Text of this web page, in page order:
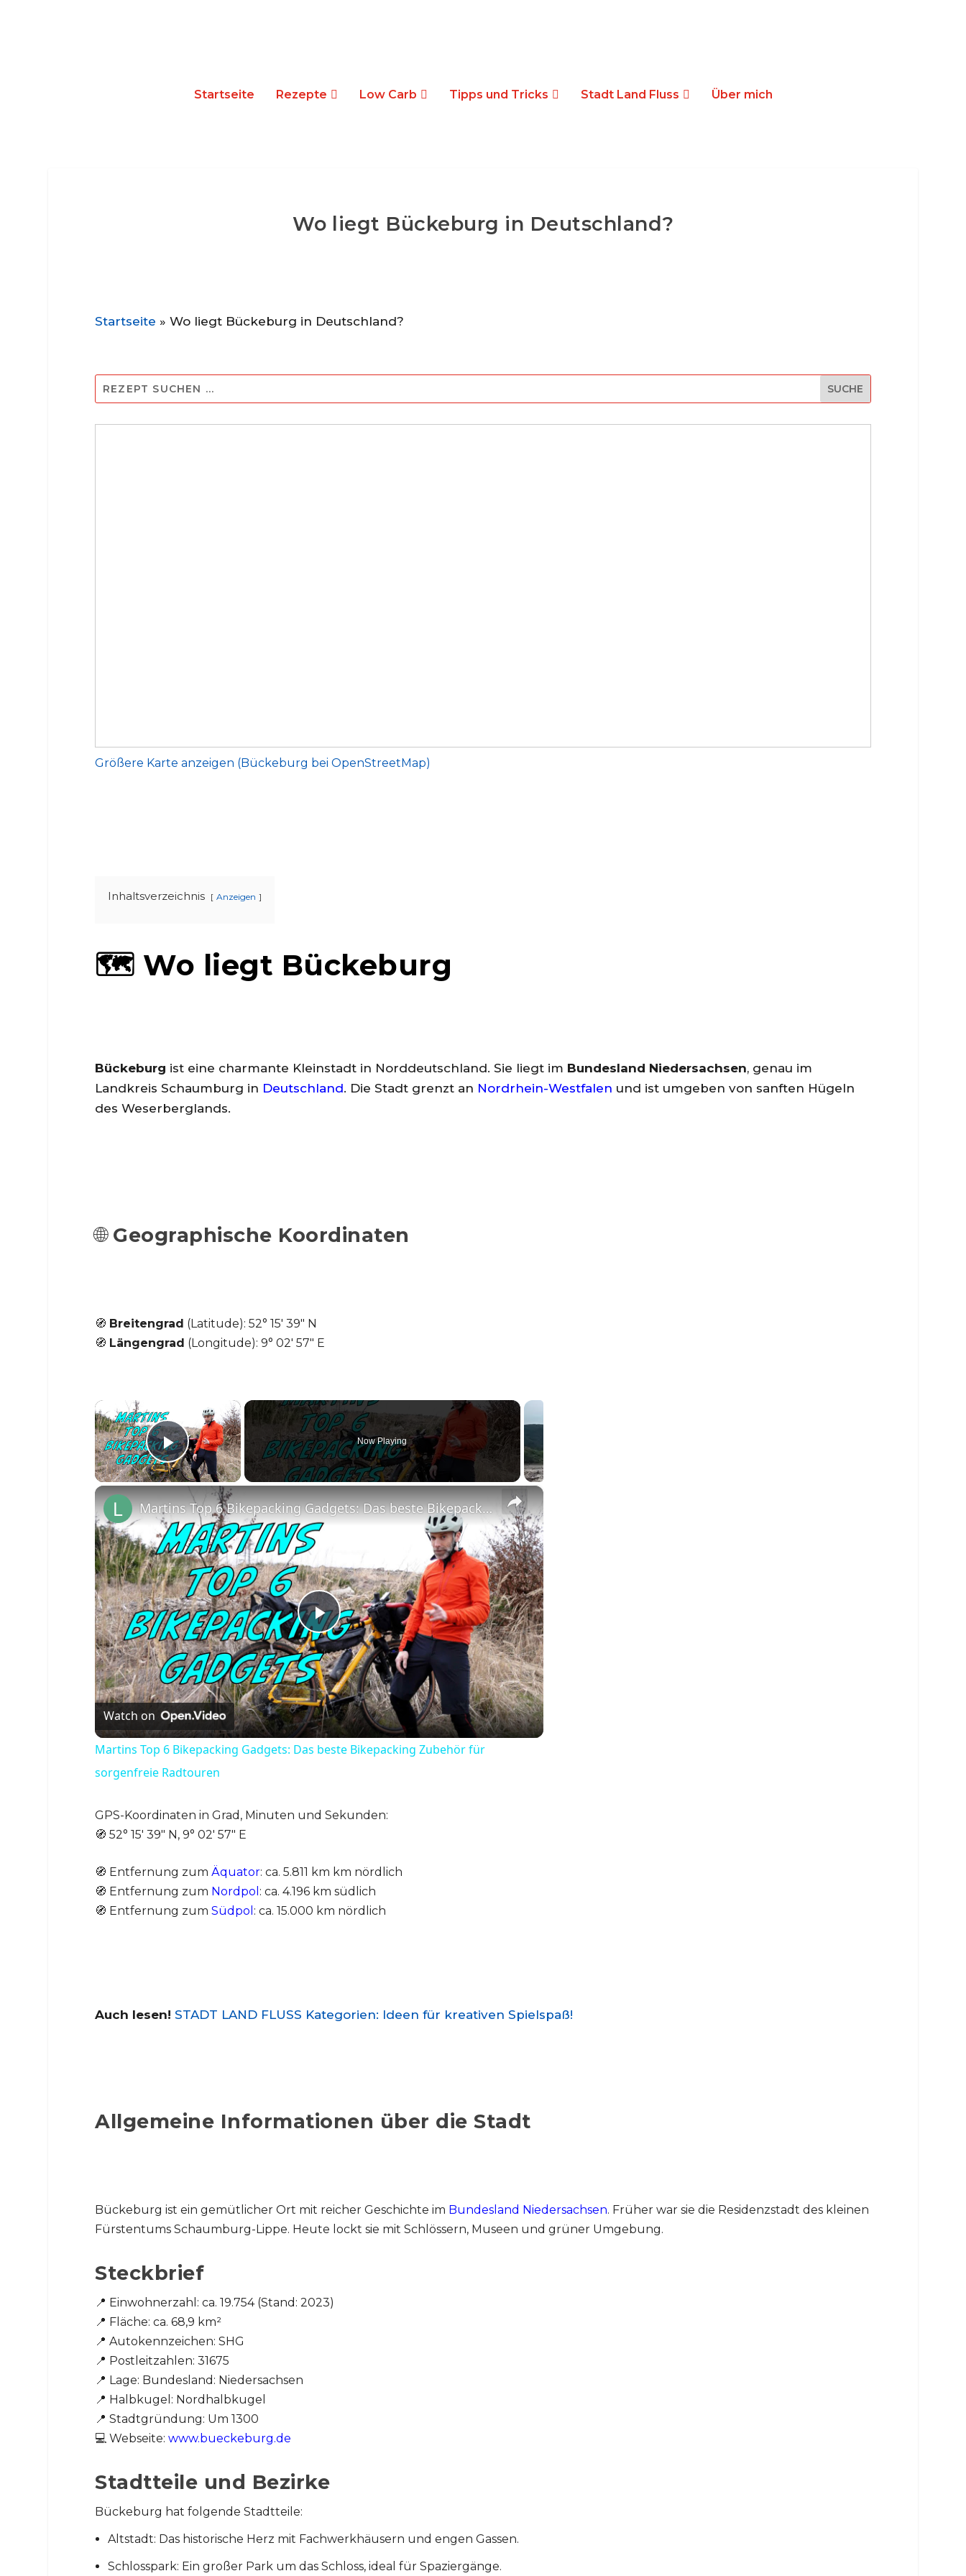
Startseite Rezepte Low Carb Tipps und Tricks Stadt Land Fluss Über mich
Wo liegt Bückeburg in Deutschland?
Startseite » Wo liegt Bückeburg in Deutschland?
Größere Karte anzeigen (Bückeburg bei OpenStreetMap)
Inhaltsverzeichnis Anzeigen
🗺️ Wo liegt Bückeburg
Bückeburg ist eine charmante Kleinstadt in Norddeutschland. Sie liegt im Bundesland Niedersachsen, genau im
Landkreis Schaumburg in Deutschland. Die Stadt grenzt an Nordrhein-Westfalen und ist umgeben von sanften Hügeln
des Weserberglands.
🌐 Geographische Koordinaten
🧭 Breitengrad (Latitude): 52° 15′ 39″ N
🧭 Längengrad (Longitude): 9° 02′ 57″ E
×
Play Video
Now Playing
×
P
l
a
V
d
Martins Top 6 Bikepacking Gadgets: Das beste Bikepacking Zubehör für sorgenfreie Radtouren
Watch on
Martins Top 6 Bikepacking Gadgets: Das beste Bikepacking Zubehör für
sorgenfreie Radtouren
GPS-Koordinaten in Grad, Minuten und Sekunden:
🧭 52° 15′ 39″ N, 9° 02′ 57″ E
🧭 Entfernung zum Äquator: ca. 5.811 km km nördlich
🧭 Entfernung zum Nordpol : ca. 4.196 km südlich
🧭 Entfernung zum Südpol : ca. 15.000 km nördlich
Auch lesen! STADT LAND FLUSS Kategorien: Ideen für kreativen Spielspaß!
Allgemeine Informationen über die Stadt
Bückeburg ist ein gemütlicher Ort mit reicher Geschichte im Bundesland Niedersachsen. Früher war sie die Residenzstadt des kleinen
Fürstentums Schaumburg-Lippe. Heute lockt sie mit Schlössern, Museen und grüner Umgebung.
Steckbrief
📍 Einwohnerzahl: ca. 19.754 (Stand: 2023)
📍 Fläche: ca. 68,9 km²
📍 Autokennzeichen: SHG
📍 Postleitzahlen: 31675
📍 Lage: Bundesland: Niedersachsen
📍 Halbkugel: Nordhalbkugel
📍 Stadtgründung: Um 1300
💻 Webseite: www.bueckeburg.de
Stadtteile und Bezirke
Bückeburg hat folgende Stadtteile:
Altstadt: Das historische Herz mit Fachwerkhäusern und engen Gassen.
Schlosspark: Ein großer Park um das Schloss, ideal für Spaziergänge.